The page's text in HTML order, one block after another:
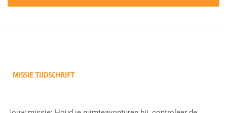
MISSIE TIJDSCHRIFT